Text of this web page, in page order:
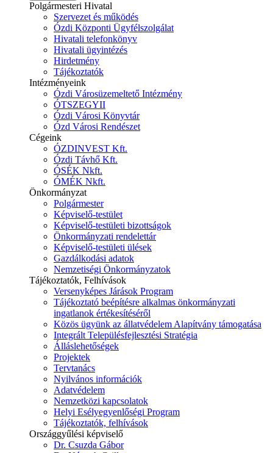
Polgármesteri Hivatal
Szervezet és működés
Ózdi Központi Ügyfélszolgálat
Hivatali telefonkönyv
Hivatali ügyintézés
Hirdetmény
Tájékoztatók
Intézményeink
Ózdi Városüzemeltető Intézmény
ÓTSZEGYII
Ózdi Városi Könyvtár
Ózd Városi Rendészet
Cégeink
ÓZDINVEST Kft.
Ózdi Távhő Kft.
ÓSÉK Nkft.
ÓMÉK Nkft.
Önkormányzat
Polgármester
Képviselő-testület
Képviselő-testületi bizottságok
Önkormányzati rendelettár
Képviselő-testületi ülések
Gazdálkodási adatok
Nemzetiségi Önkormányzatok
Tájékoztatók, Felhívások
Versenyképes Járások Program
Tájékoztató beépítésre alkalmas önkormányzati
ingatlanok értékesítéséről
Közös ügyünk az állatvédelem Alapítvány támogatása
Integrált Településfejlesztési Stratégia
Álláslehetőségek
Projektek
Tervtanács
Nyilvános információk
Adatvédelem
Nemzetközi kapcsolatok
Helyi Esélyegyenlőségi Program
Tájékoztatók, felhívások
Országgyűlési képviselő
Dr. Csuzda Gábor